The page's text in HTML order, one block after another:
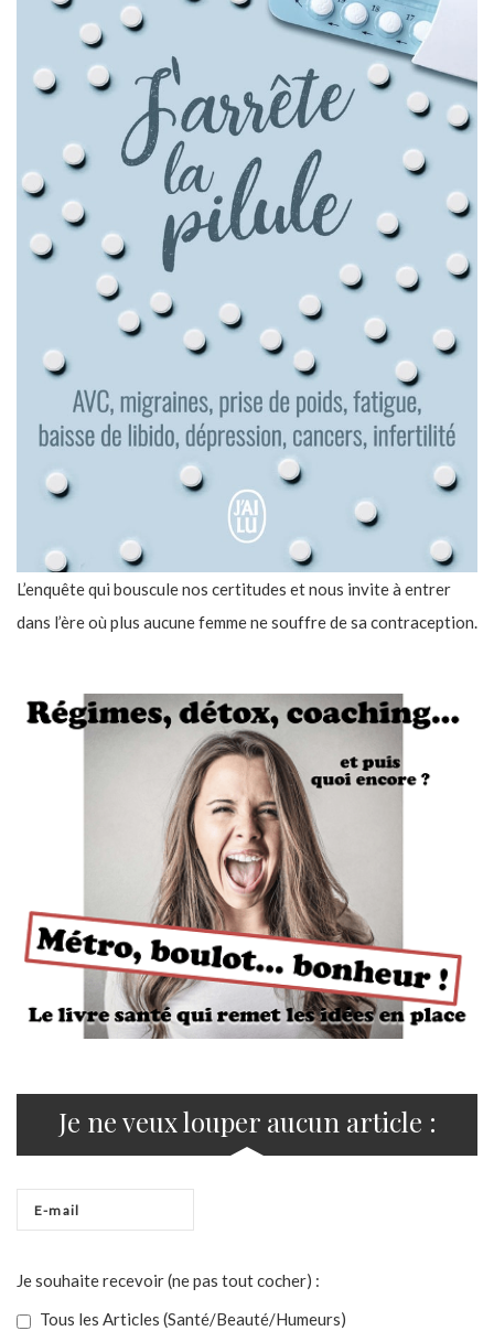
L’enquête qui bouscule nos certitudes et nous invite à entrer
dans l’ère où plus aucune femme ne souffre de sa contraception.
Je ne veux louper aucun article :
Je souhaite recevoir (ne pas tout cocher) :
Tous les Articles (Santé/Beauté/Humeurs)